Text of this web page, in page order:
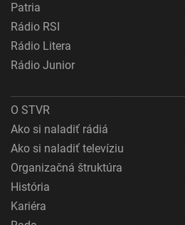
Patria
Rádio RSI
Rádio Litera
Rádio Junior
O STVR
Ako si naladiť rádiá
Ako si naladiť televíziu
Organizačná štruktúra
História
Kariéra